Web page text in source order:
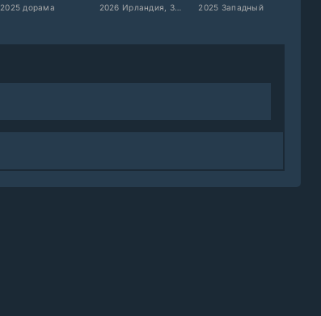
2025 дорама 2025 Западный